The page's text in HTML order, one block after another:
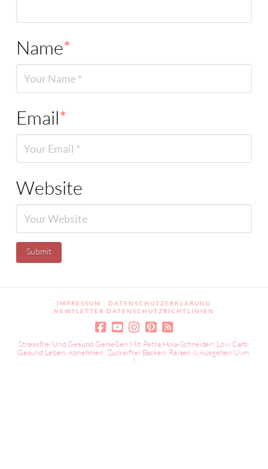
Name*
Email*
Website
IMPRESSUM
DATENSCHUTZERKLÄRUNG
NEWSLETTER DATENSCHUTZRICHTLINIEN
Stressfrei Und Gesund Genießen Mit Petra Hola-Schneider! Low Carb,
Gesund Leben, Abnehmen, Zuckerfrei Backen, Reisen & Ausgehen Uvm.
!